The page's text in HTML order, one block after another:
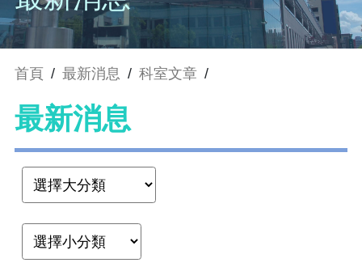
首頁 / 最新消息 / 科室文章 /
最新消息